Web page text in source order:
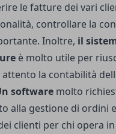
le fatture dei vari
controllare la
Inoltre, il
è molto utile per
la contabilità
software molto
alla gestione di ordini
clienti per chi opera